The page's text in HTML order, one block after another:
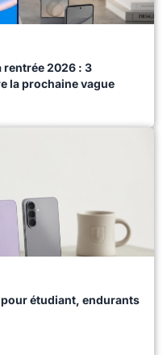
rentrée 2026 : 3
la prochaine vague
étudiant, endurants